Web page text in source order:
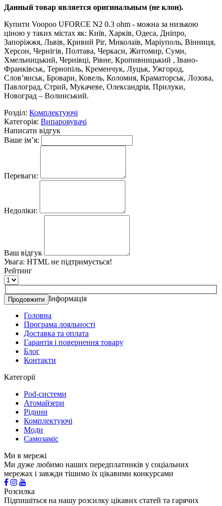
Данный товар является оригинальным (не клон).
Купити Voopoo UFORCE N2 0.3 ohm - можна за низькою
ціною у таких містах як: Київ, Харків, Одеса, Дніпро,
Запоріжжя, Львів, Кривий Ріг, Миколаїв, Маріуполь, Вінниця,
Херсон, Чернігів, Полтава, Черкаси, Житомир, Суми,
Хмельницький, Чернівці, Рівне, Кропивницький , Івано-
Франківськ, Тернопіль, Кременчук, Луцьк, Ужгород,
Слов’янськ, Бровари, Ковель, Коломия, Краматорськ, Лозова,
Павлоград, Стрий, Мукачеве, Олександрія, Прилуки,
Новоград – Волинський.
Розділ: Комплектуючі
Категорія: Випаровувачі
Написати відгук
Ваше ім’я:
Переваги:
Недоліки:
Ваш відгук
Увага: HTML не підтримується!
Рейтинг
Продовжити Інформація
Головна
Програма лояльності
Доставка та оплата
Гарантія і повернення товару
Блог
Контакти
Категорії
Pod-системи
Атомайзери
Рідини
Комплектуючі
Моди
Самозаміс
Ми в мережі
Ми дуже любимо наших передплатників у соціальних
мережах і завжди тішимо їх цікавими конкурсами
Розсилка
Підпишіться на нашу розсилку цікавих статей та гарячих